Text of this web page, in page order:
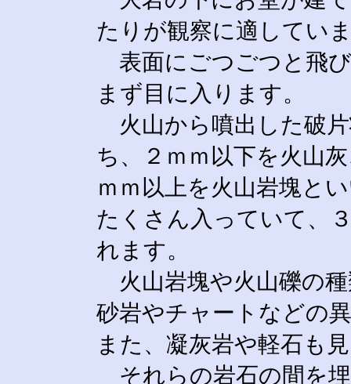
たりが観察に適してい
表面にごつごつと飛
まず目に入ります。
火山から噴出した破
ち、２ｍｍ以下を火山
ｍｍ以上を火山岩塊と
たくさん入っていて、
れます。
火山岩塊や火山礫の
砂岩やチャートなどの
また、 凝灰岩や軽石も
それらの岩石の間を